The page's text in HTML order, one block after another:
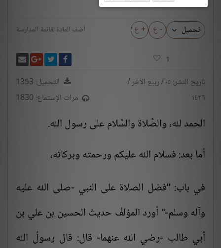
تحميل - ع + ع أضف المادة لقائمة المدارسة
1 شارك على فيسبوك
انشر تغريدة
شارك على
تاريخ النشر: ٠٥ / ربيع الآخر /
١٤٣٦
التحميل: 1353
مرات الإستماع: 1830
الحمد لله، والصَّلاة والسَّلام على رسول الله.
أما بعد: فسلام الله عليكم ورحمته وبركاته،
في باب: "فضل الصلاة على النبي -صلى الله عليه
وآله وسلم-" أورد المؤلفُ حديثَالحسين بنعلي بن
أبي طالب -رضي الله عنهما- قال: قال رسولُ الله